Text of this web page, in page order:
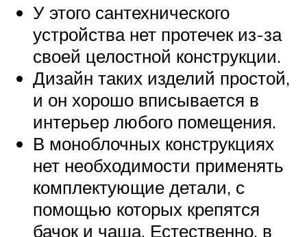
У этого сантехнического
устройства нет протечек из-за
своей целостной конструкции.
Дизайн таких изделий простой,
и он хорошо вписывается в
интерьер любого помещения.
В моноблочных конструкциях
нет необходимости применять
комплектующие детали, с
помощью которых крепятся
бачок и чаша. Естественно, в